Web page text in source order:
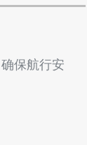
保航行安